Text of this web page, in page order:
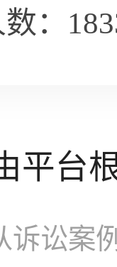
：
平台
诉讼案